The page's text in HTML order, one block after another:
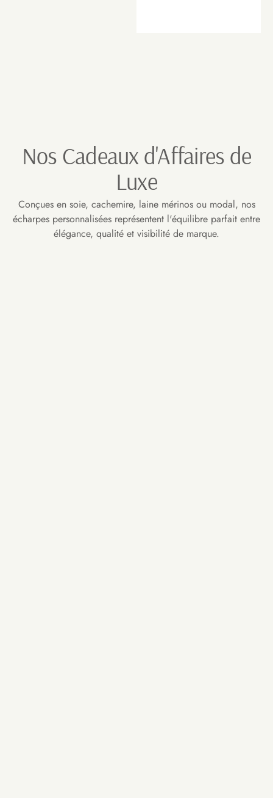
Nos Cadeaux d'Affaires de
Luxe
Conçues en soie, cachemire, laine mérinos ou modal, nos
écharpes personnalisées représentent l'équilibre parfait entre
élégance, qualité et visibilité de marque.